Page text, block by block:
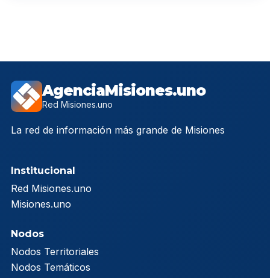
AgenciaMisiones.uno
Red Misiones.uno
La red de información más grande de Misiones
Institucional
Red Misiones.uno
Misiones.uno
Nodos
Nodos Territoriales
Nodos Temáticos